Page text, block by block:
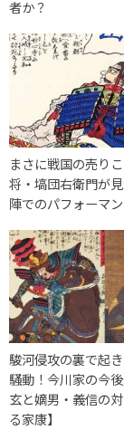
者か？
まさに戦国の売り
将・塙団右衛門が
陣でのパフォーマ
駿河侵攻の裏で起
騒動！今川家の今
玄と嫡男・義信の
る家康】